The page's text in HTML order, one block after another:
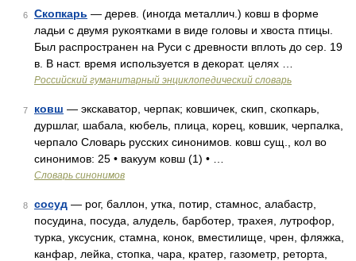
6 Скопкарь — дерев. (иногда металлич.) ковш в форме
ладьи с двумя рукоятками в виде головы и хвоста птицы.
Был распространен на Руси с древности вплоть до сер. 19
в. В наст. время используется в декорат. целях …
Российский гуманитарный энциклопедический словарь
7 ковш — экскаватор, черпак; ковшичек, скип, скопкарь,
дуршлаг, шабала, кюбель, плица, корец, ковшик, черпалка,
черпало Словарь русских синонимов. ковш сущ., кол во
синонимов: 25 • вакуум ковш (1) • …
Словарь синонимов
8 сосуд — рог, баллон, утка, потир, стамнос, алабастр,
посудина, посуда, алудель, барботер, трахея, лутрофор,
турка, уксусник, стамна, конок, вместилище, чрен, фляжка,
канфар, лейка, стопка, чара, кратер, газометр, реторта,